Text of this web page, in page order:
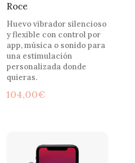
Roce
Huevo vibrador silencioso
y flexible con control por
app, música o sonido para
una estimulación
personalizada donde
quieras.
104,00€